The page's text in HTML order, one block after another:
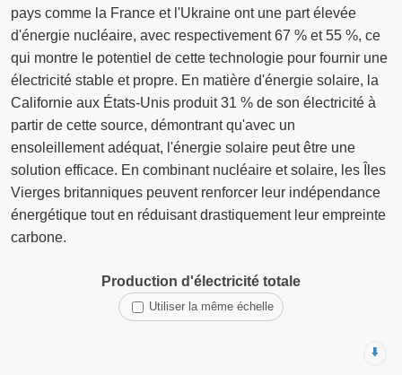
pays comme la France et l'Ukraine ont une part élevée
d'énergie nucléaire, avec respectivement 67 % et 55 %, ce
qui montre le potentiel de cette technologie pour fournir une
électricité stable et propre. En matière d'énergie solaire, la
Californie aux États-Unis produit 31 % de son électricité à
partir de cette source, démontrant qu'avec un
ensoleillement adéquat, l'énergie solaire peut être une
solution efficace. En combinant nucléaire et solaire, les Îles
Vierges britanniques peuvent renforcer leur indépendance
énergétique tout en réduisant drastiquement leur empreinte
carbone.
Production d'électricité totale
Utiliser la même échelle
⬇️